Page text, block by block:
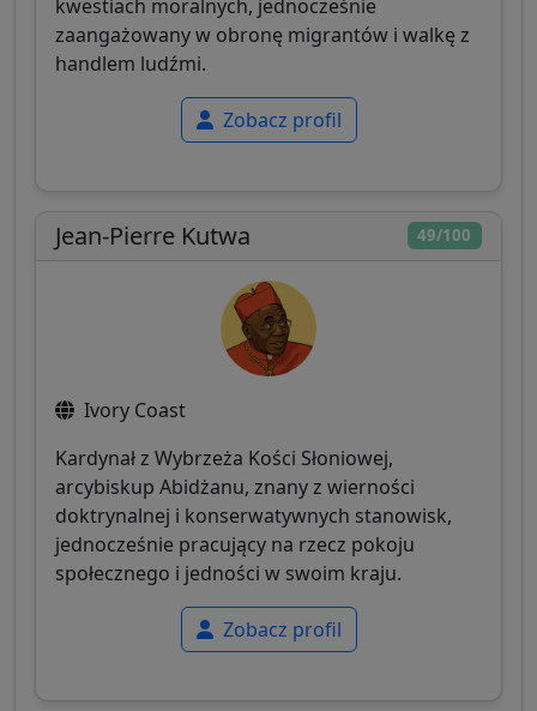
kwestiach moralnych, jednocześnie
zaangażowany w obronę migrantów i walkę z
handlem ludźmi.
Zobacz profil
49/100
Jean-Pierre Kutwa
Ivory Coast
Kardynał z Wybrzeża Kości Słoniowej,
arcybiskup Abidżanu, znany z wierności
doktrynalnej i konserwatywnych stanowisk,
jednocześnie pracujący na rzecz pokoju
społecznego i jedności w swoim kraju.
Zobacz profil